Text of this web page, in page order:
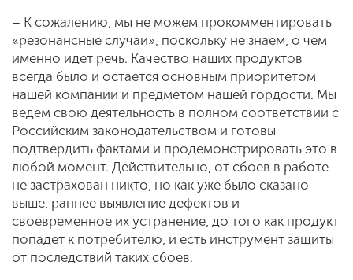
– К сожалению, мы не можем прокомментировать
«резонансные случаи», поскольку не знаем, о чем
именно идет речь. Качество наших продуктов
всегда было и остается основным приоритетом
нашей компании и предметом нашей гордости. Мы
ведем свою деятельность в полном соответствии с
Российским законодательством и готовы
подтвердить фактами и продемонстрировать это в
любой момент. Действительно, от сбоев в работе
не застрахован никто, но как уже было сказано
выше, раннее выявление дефектов и
своевременное их устранение, до того как продукт
попадет к потребителю, и есть инструмент защиты
от последствий таких сбоев.